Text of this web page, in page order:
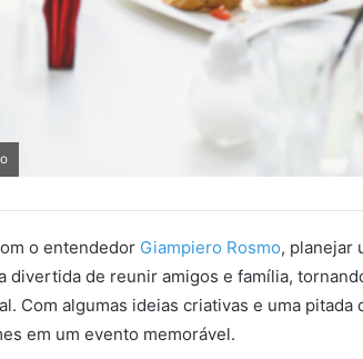
o entendedor Giampiero Rosmo, planejar
divertida de reunir amigos e família,
Com algumas ideias criativas e uma
em um evento memorável.